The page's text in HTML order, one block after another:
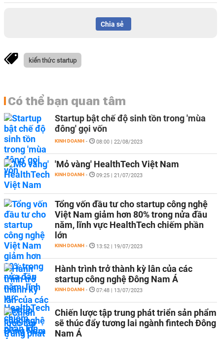
Chia sẻ
kiến thức startup
Có thể bạn quan tâm
Startup bật chế độ sinh tồn trong 'mùa
đông' gọi vốn
KINH DOANH - 08:00 | 22/08/2023
'Mỏ vàng' HealthTech Việt Nam
KINH DOANH - 09:25 | 21/07/2023
Tổng vốn đầu tư cho startup công nghệ
Việt Nam giảm hơn 80% trong nửa đầu
năm, lĩnh vực HealthTech chiếm phần
lớn
KINH DOANH - 13:52 | 19/07/2023
Hành trình trở thành kỳ lân của các
startup công nghệ Đông Nam Á
KINH DOANH - 07:48 | 13/07/2023
Chiến lược tập trung phát triển sản phẩm
sẽ thúc đẩy tương lai ngành fintech Đông
Nam Á